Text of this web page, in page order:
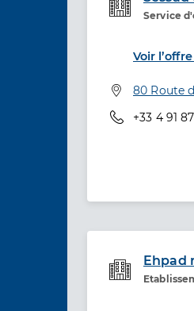
Service
Voir
Adresse
80 Route
Téléphone
+33 4 91
Ehpad